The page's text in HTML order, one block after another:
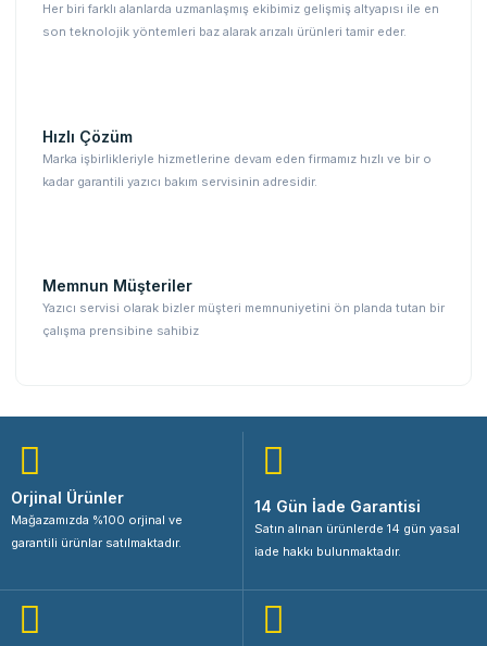
Her biri farklı alanlarda uzmanlaşmış ekibimiz gelişmiş altyapısı ile en
son teknolojik yöntemleri baz alarak arızalı ürünleri tamir eder.
Hızlı Çözüm
Marka işbirlikleriyle hizmetlerine devam eden firmamız hızlı ve bir o
kadar garantili yazıcı bakım servisinin adresidir.
Memnun Müşteriler
Yazıcı servisi olarak bizler müşteri memnuniyetini ön planda tutan bir
çalışma prensibine sahibiz
Orjinal Ürünler
Mağazamızda %100 orjinal ve
garantili ürünlar satılmaktadır.
14 Gün İade Garantisi
Satın alınan ürünlerde 14 gün yasal
iade hakkı bulunmaktadır.